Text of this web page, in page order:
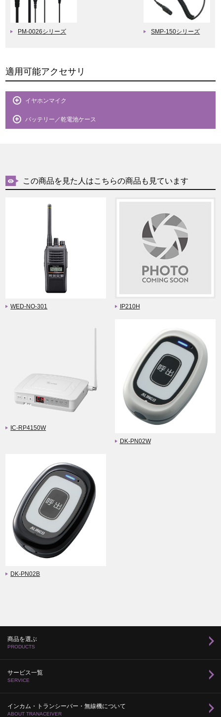
PM-0026シリーズ SMP-150シリーズ
適用可能アクセサリ
イヤホンマイク
バッテリー／乾電池ケース
この商品を見た人はこちらの商品も見ています
WED-NO-301 IP210H
IC-RP4150W
DK-PN02W
DK-PN02B
商品を選ぶ
PRODUCTS
サービス一覧
SERVICE
インカム・トランシーバー・無線機について
ABOUT TRANACEIVER